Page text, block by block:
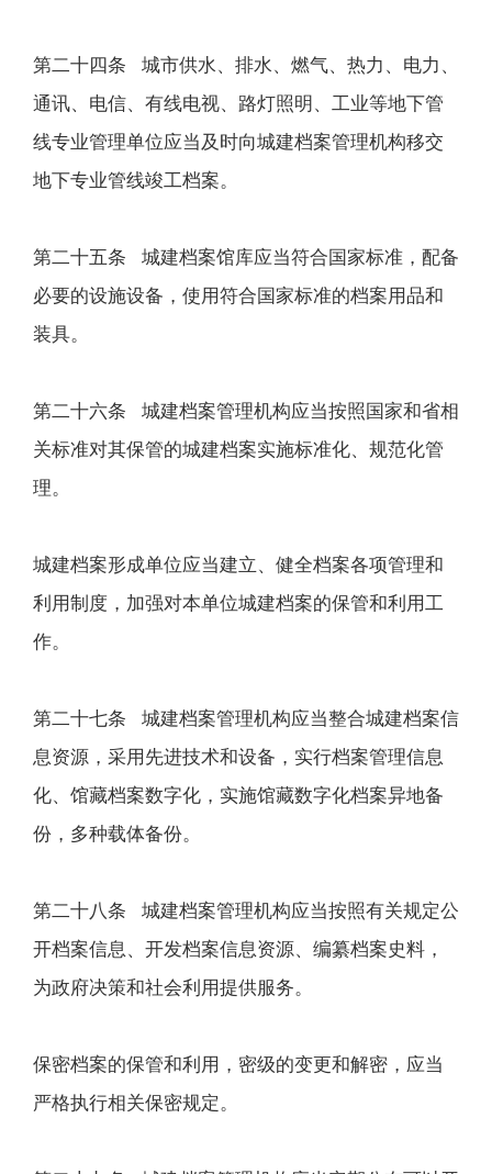
第二十四条 城市供水、排水、燃气、热力、电力、
通讯、电信、有线电视、路灯照明、工业等地下管
线专业管理单位应当及时向城建档案管理机构移交
地下专业管线竣工档案。
第二十五条 城建档案馆库应当符合国家标准，配备
必要的设施设备，使用符合国家标准的档案用品和
装具。
第二十六条 城建档案管理机构应当按照国家和省相
关标准对其保管的城建档案实施标准化、规范化管
理。
城建档案形成单位应当建立、健全档案各项管理和
利用制度，加强对本单位城建档案的保管和利用工
作。
第二十七条 城建档案管理机构应当整合城建档案信
息资源，采用先进技术和设备，实行档案管理信息
化、馆藏档案数字化，实施馆藏数字化档案异地备
份，多种载体备份。
第二十八条 城建档案管理机构应当按照有关规定公
开档案信息、开发档案信息资源、编纂档案史料，
为政府决策和社会利用提供服务。
保密档案的保管和利用，密级的变更和解密，应当
严格执行相关保密规定。